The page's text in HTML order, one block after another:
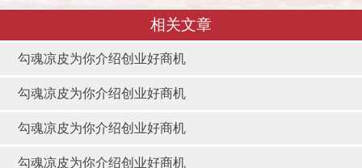
相关文章
勾魂凉皮为你介绍创业好商机
勾魂凉皮为你介绍创业好商机
勾魂凉皮为你介绍创业好商机
勾魂凉皮为你介绍创业好商机